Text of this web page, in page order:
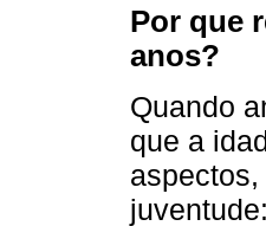
Por que
anos?
Quando
que a